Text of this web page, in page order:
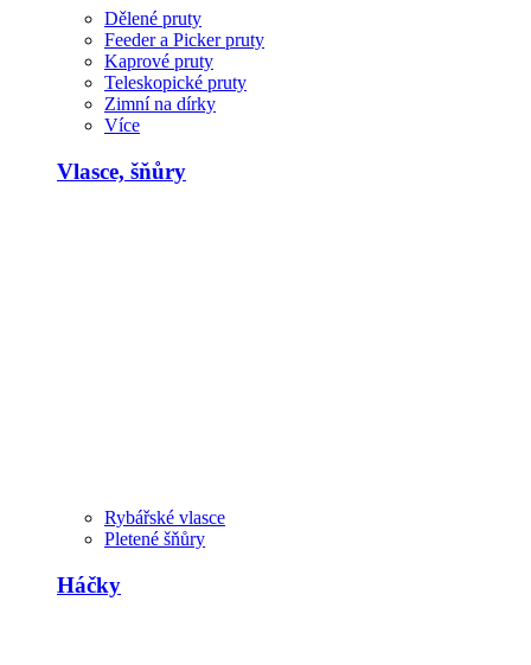
Dělené pruty
Feeder a Picker pruty
Kaprové pruty
Teleskopické pruty
Zimní na dírky
Více
Vlasce, šňůry
Rybářské vlasce
Pletené šňůry
Háčky